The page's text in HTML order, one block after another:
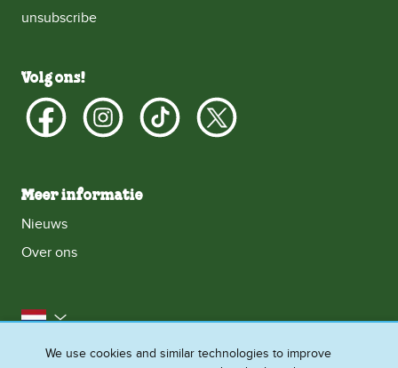
unsubscribe
Volg ons!
Meer informatie
Nieuws
Over ons
Nederland
Toegankelijkheid
Neem contact met ons op
We use cookies and similar technologies to improve